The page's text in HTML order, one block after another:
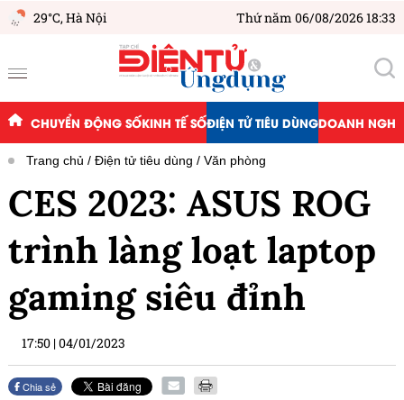
29°C,Hà Nội Thứ năm 06/08/2026 18:33
CHUYỂN ĐỘNG SỐKINH TẾ SỐĐIỆN TỬ TIÊU DÙNGDOANH
Trang chủ Điện tử tiêu dùng Văn phòng
CES 2023: ASUS ROG
trình làng loạt laptop
gaming siêu đỉnh
17:50 |04/01/2023
Chia sẻ